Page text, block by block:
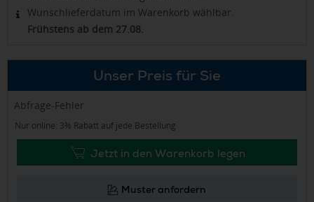
Wunschlieferdatum im Warenkorb wählbar.
Frühstens ab dem 27.08.
Unser Preis für Sie
Abfrage-Fehler
Nur online: 3% Rabatt auf jede Bestellung
Jetzt in den Warenkorb legen
Muster anfordern